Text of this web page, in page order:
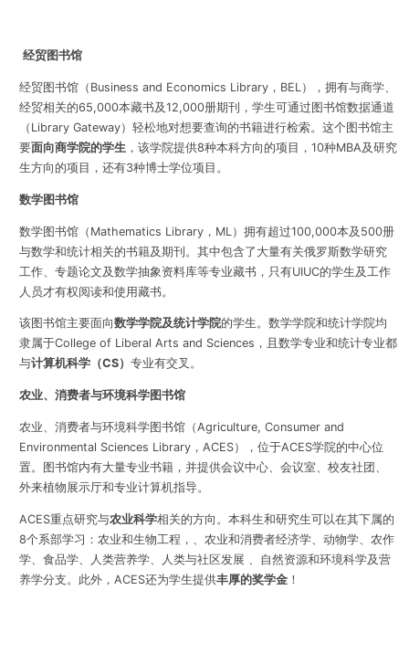
经贸图书馆
经贸图书馆（Business and Economics Library，BEL），拥有与商学、
经贸相关的65,000本藏书及12,000册期刊，学生可通过图书馆数据通道
（Library Gateway）轻松地对想要查询的书籍进行检索。这个图书馆主
要面向商学院的学生，该学院提供8种本科方向的项目，10种MBA及研究
生方向的项目，还有3种博士学位项目。
数学图书馆
数学图书馆（Mathematics Library，ML）拥有超过100,000本及500册
与数学和统计相关的书籍及期刊。其中包含了大量有关俄罗斯数学研究
工作、专题论文及数学抽象资料库等专业藏书，只有UIUC的学生及工作
人员才有权阅读和使用藏书。
该图书馆主要面向数学学院及统计学院的学生。数学学院和统计学院均
隶属于College of Liberal Arts and Sciences，且数学专业和统计专业都
与计算机科学（CS） 专业有交叉。
农业、消费者与环境科学图书馆
农业、消费者与环境科学图书馆（Agriculture, Consumer and
Environmental Sciences Library，ACES），位于ACES学院的中心位
置。图书馆内有大量专业书籍，并提供会议中心、会议室、校友社团、
外来植物展示厅和专业计算机指导。
ACES重点研究与农业科学相关的方向。本科生和研究生可以在其下属的
8个系部学习：农业和生物工程，、农业和消费者经济学、动物学、农作
学、食品学、人类营养学、人类与社区发展 、自然资源和环境科学及营
养学分支。此外，ACES还为学生提供丰厚的奖学金！